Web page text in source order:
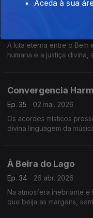
A luta eterna entre o Bem
humana e a justiça
Convergencia
Ep. 35
02 mai. 2026
Os acordes místicos
divina linguagem da
À Beira do Lago
Ep. 34
26 abr. 2026
Na atmosfera inebriante
que beija as margens,
Aceda à sua